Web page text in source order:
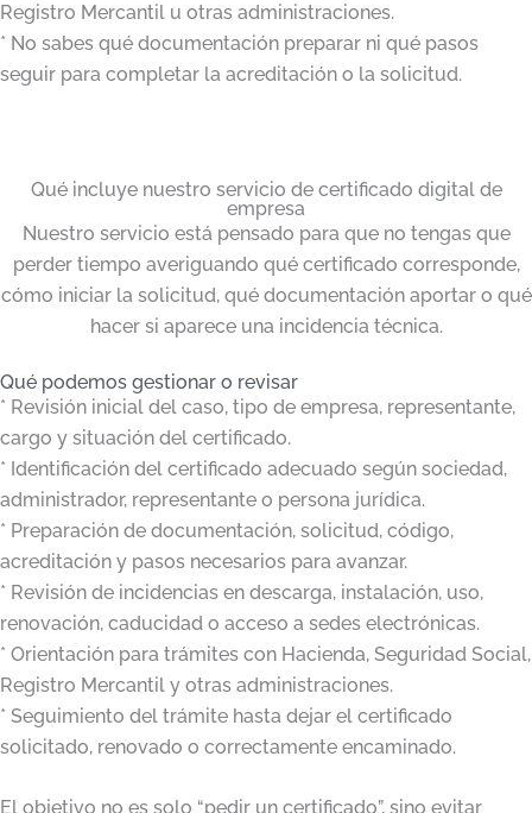
Registro Mercantil u otras administraciones.
* No sabes qué documentación preparar ni qué pasos
seguir para completar la acreditación o la solicitud.
Qué incluye nuestro servicio de certificado digital de
empresa
Nuestro servicio está pensado para que no tengas que
perder tiempo averiguando qué certificado corresponde,
cómo iniciar la solicitud, qué documentación aportar o qué
hacer si aparece una incidencia técnica.
Qué podemos gestionar o revisar
* Revisión inicial del caso, tipo de empresa, representante,
cargo y situación del certificado.
* Identificación del certificado adecuado según sociedad,
administrador, representante o persona jurídica.
* Preparación de documentación, solicitud, código,
acreditación y pasos necesarios para avanzar.
* Revisión de incidencias en descarga, instalación, uso,
renovación, caducidad o acceso a sedes electrónicas.
* Orientación para trámites con Hacienda, Seguridad Social,
Registro Mercantil y otras administraciones.
* Seguimiento del trámite hasta dejar el certificado
solicitado, renovado o correctamente encaminado.
El objetivo no es solo “pedir un certificado”, sino evitar